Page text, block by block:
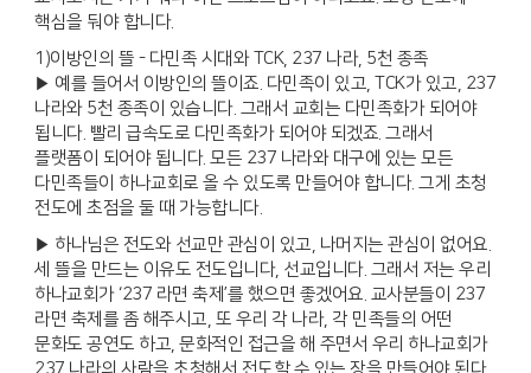
핵심을 둬야 합니다.
1)이방인의 뜰 - 다민족 시대와 TCK, 237 나라, 5천 종족
▶ 예를 들어서 이방인의 뜰이죠. 다민족이 있고, TCK가 있고, 237
나라와 5천 종족이 있습니다. 그래서 교회는 다민족화가 되어야
됩니다. 빨리 급속도로 다민족화가 되어야 되겠죠. 그래서
플랫폼이 되어야 됩니다. 모든 237 나라와 대구에 있는 모든
다민족들이 하나교회로 올 수 있도록 만들어야 합니다. 그게 초청
전도에 초점을 둘 때 가능합니다.
▶ 하나님은 전도와 선교만 관심이 있고, 나머지는 관심이 없어요.
세 뜰을 만드는 이유도 전도입니다, 선교입니다. 그래서 저는 우리
하나교회가 ‘237 라면 축제’를 했으면 좋겠어요. 교사분들이 237
라면 축제를 좀 해주시고, 또 우리 각 나라, 각 민족들의 어떤
문화도 공연도 하고, 문화적인 접근을 해 주면서 우리 하나교회가